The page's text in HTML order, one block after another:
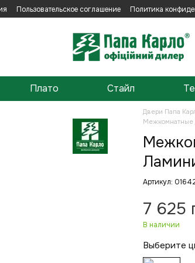
Пользовательское соглашение Политика
Плато Стайл
Двери Папа
Межкомнатные
Артикул:
7 625
В наличии
Выберите